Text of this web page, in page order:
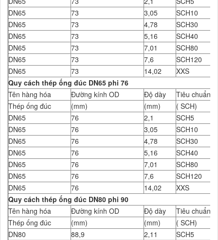
DN65
73 3,05
SCH10
DN65
73 4,78
SCH30
DN65
73 5,16
SCH40
DN65
73 7,01
SCH80
DN65
73 7,6
SCH120
DN65
73 14,02
XXS
Quy cách thép ống đúc DN65 phi 76
Tên hàng hóa
Đường kính OD Độ dày
Tiêu chuẩn
Thép ống đúc
(mm) (mm)
( SCH)
DN65
76 2,1
SCH5
DN65
76 3,05
SCH10
DN65
76 4,78
SCH30
DN65
76 5,16
SCH40
DN65
76 7,01
SCH80
DN65
76 7,6
SCH120
DN65
76 14,02
XXS
Quy cách thép ống đúc DN80 phi 90
Tên hàng hóa
Đường kính OD Độ dày
Tiêu chuẩn
Thép ống đúc
(mm) (mm)
( SCH)
DN80
88,9 2,11
SCH5